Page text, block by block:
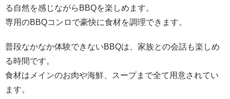
る自然を感じながらBBQを楽しめます。
専用のBBQコンロで豪快に食材を調理できます。
普段なかなか体験できないBBQは、家族との会話も楽しめ
る時間です。
食材はメインのお肉や海鮮、スープまで全て用意されてい
ます。